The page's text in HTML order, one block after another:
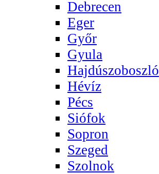
Debrecen
Eger
Győr
Gyula
Hajdúszoboszló
Hévíz
Pécs
Siófok
Sopron
Szeged
Szolnok